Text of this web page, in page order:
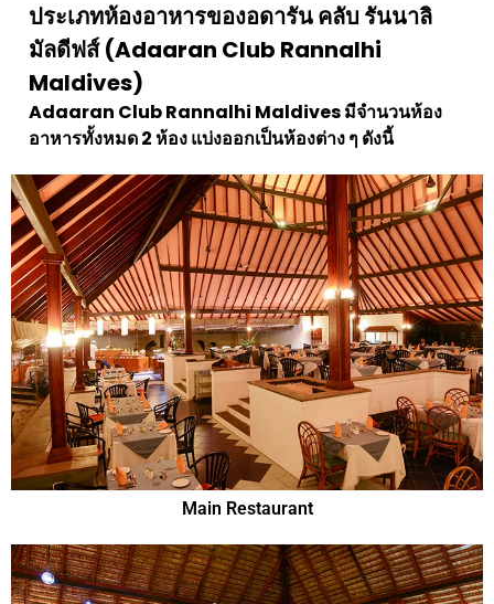
ประเภทห้องอาหารของอดารัน คลับ รันนาลิ
มัลดีฟส์ (Adaaran Club Rannalhi
Maldives)
Adaaran Club Rannalhi Maldives มีจำนวนห้อง
อาหารทั้งหมด 2 ห้อง แบ่งออกเป็นห้องต่าง ๆ ดังนี้
Main Restaurant